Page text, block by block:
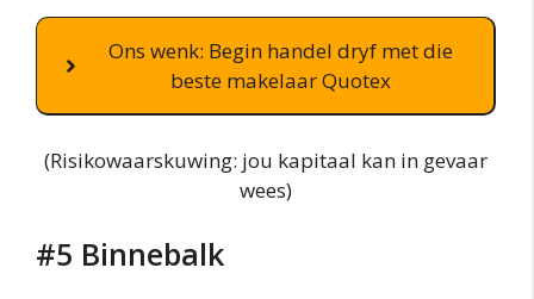
Ons wenk: Begin handel dryf met die
beste makelaar Quotex
(Risikowaarskuwing: jou kapitaal kan in gevaar
wees)
#5 Binnebalk